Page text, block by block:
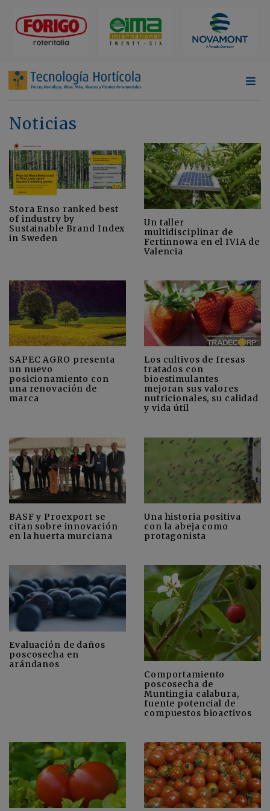
Noticias
Stora Enso ranked best
of industry by
Sustainable Brand Index
in Sweden
Un taller
multidisciplinar de
Fertinnowa en el IVIA de
Valencia
SAPEC AGRO presenta
un nuevo
posicionamiento con
una renovación de
marca
Los cultivos de fresas
tratados con
bioestimulantes
mejoran sus valores
nutricionales, su calidad
y vida útil
BASF y Proexport se
citan sobre innovación
en la huerta murciana
Una historia positiva
con la abeja como
protagonista
Evaluación de daños
poscosecha en
arándanos
Comportamiento
poscosecha de
Muntingia calabura,
fuente potencial de
compuestos bioactivos